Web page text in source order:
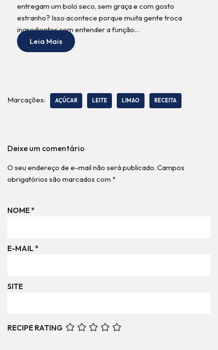
entregam um bolo seco, sem graça e com gosto
estranho? Isso acontece porque muita gente troca
ingredientes sem entender a função…
Leia Mais
Marcações: AÇÚCAR LEITE LIMAO RECEITA
Deixe um comentário
O seu endereço de e-mail não será publicado. Campos
obrigatórios são marcados com *
NOME*
E-MAIL *
SITE
RECIPE RATING